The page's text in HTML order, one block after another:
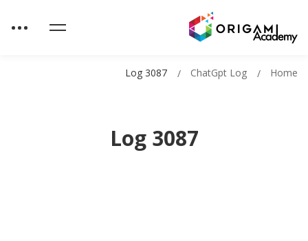
Log 3087
Home
ChatGpt Log
Log 3087